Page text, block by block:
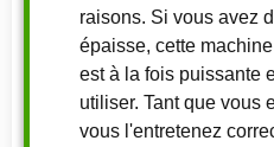
raisons. Si vous avez
épaisse, cette
est à la fois puissante
utiliser. Tant que vous
vous l'entretenez